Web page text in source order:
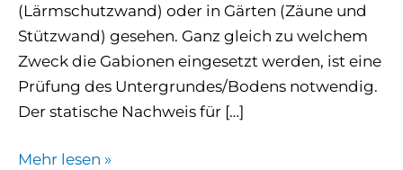
(Lärmschutzwand) oder in Gärten (Zäune und
Stützwand) gesehen. Ganz gleich zu welchem
Zweck die Gabionen eingesetzt werden, ist eine
Prüfung des Untergrundes/Bodens notwendig.
Der statische Nachweis für […]
Mehr lesen »